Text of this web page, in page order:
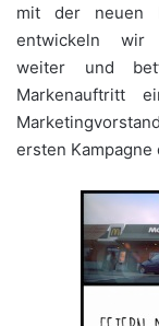
mit der neuen
entwickeln wir
weiter und
Markenauftritt
ersten Kampagne